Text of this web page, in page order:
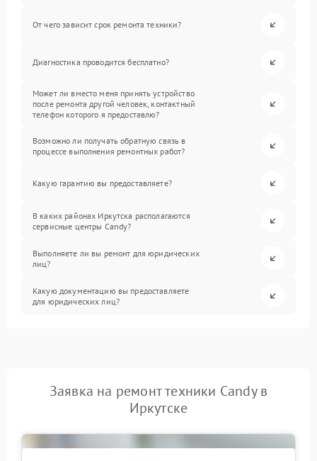
От чего зависит срок ремонта техники?
Диагностика проводится бесплатно?
Может ли вместо меня принять устройство
после ремонта другой человек, контактный
телефон которого я предоставлю?
Возможно ли получать обратную связь в
процессе выполнения ремонтных работ?
Какую гарантию вы предоставляете?
В каких районах Иркутска располагаются
сервисные центры Candy?
Выполняете ли вы ремонт для юридических
лиц?
Какую документацию вы предоставляете
для юридических лиц?
Заявка на ремонт техники Candy в
Иркутске